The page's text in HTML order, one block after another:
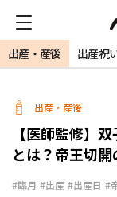
出産・産後 出産祝
出産・産後
【医師監修】
とは？帝王切
#臨月 #出産 #出産日 #